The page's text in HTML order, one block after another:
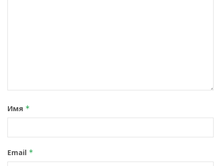
Имя *
Email *